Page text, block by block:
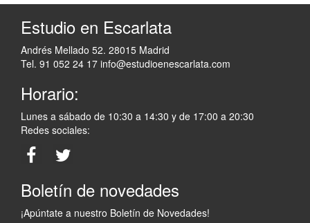
Estudio en Escarlata
Andrés Mellado 52. 28015 Madrid
Tel. 91 052 24 17 info@estudioenescarlata.com
Horario:
Lunes a sábado de 10:30 a 14:30 y de 17:00 a 20:30
Redes sociales:
Boletín de novedades
¡Apúntate a nuestro Boletín de Novedades!